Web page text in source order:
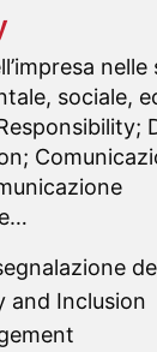
nelle
sociale,
and Inclusion